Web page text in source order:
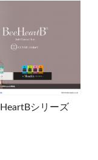
シリーズ